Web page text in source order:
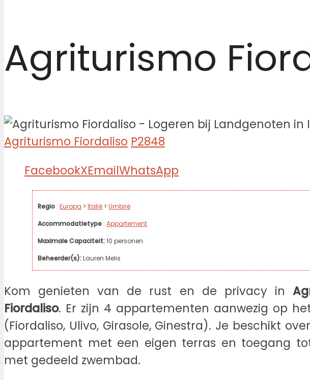
Agriturismo
Agriturismo Fiordaliso P2848
FacebookXEmailWhatsApp
Regio :Europa >Italië >Umbrië
Accommodatietype :Appartement
Maximale Capaciteit:10 personen
Beheerder(s):Lauren Melis
Kom genieten van de rust en de privacy in
Fiordaliso. Er zijn 4 appartementen aanwezig op
(Fiordaliso, Ulivo, Girasole, Ginestra). Je beschikt
appartement met een eigen terras en toegang
met gedeeld zwembad.